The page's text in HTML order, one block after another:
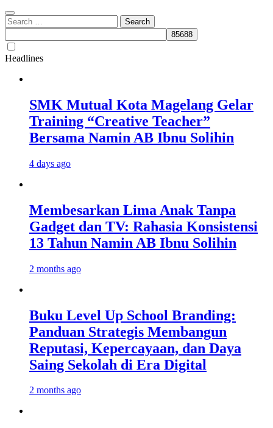
Search
for:
Headlines
SMK Mutual Kota Magelang Gelar
Training “Creative Teacher”
Bersama Namin AB Ibnu Solihin
4 days ago
Membesarkan Lima Anak Tanpa
Gadget dan TV: Rahasia Konsistensi
13 Tahun Namin AB Ibnu Solihin
2 months ago
Buku Level Up School Branding:
Panduan Strategis Membangun
Reputasi, Kepercayaan, dan Daya
Saing Sekolah di Era Digital
2 months ago